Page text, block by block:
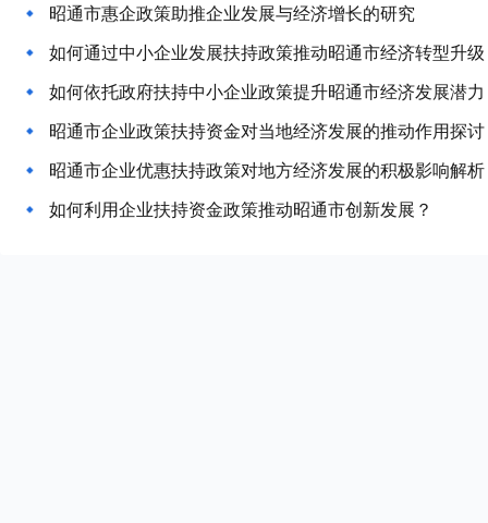
昭通市惠企政策助推企业发展与经济增长的研究
如何通过中小企业发展扶持政策推动昭通市经济转型升
如何依托政府扶持中小企业政策提升昭通市经济发展潜
昭通市企业政策扶持资金对当地经济发展的推动作用探讨
昭通市企业优惠扶持政策对地方经济发展的积极影响解析
如何利用企业扶持资金政策推动昭通市创新发展？